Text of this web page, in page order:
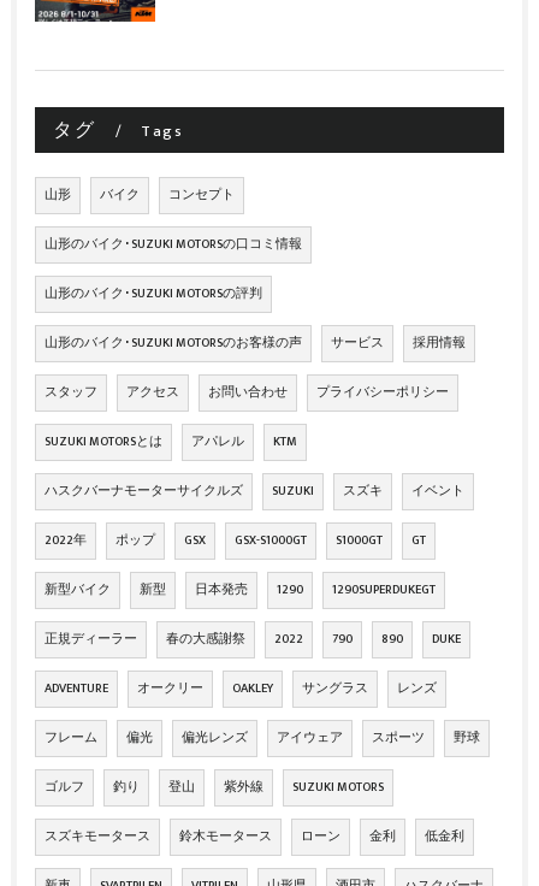
タグ Tags
山形 バイク コンセプト
山形のバイク･SUZUKI MOTORSの口コミ情報
山形のバイク･SUZUKI MOTORSの評判
山形のバイク･SUZUKI MOTORSのお客様の声 サービス 採用情報
スタッフ アクセス お問い合わせ プライバシーポリシー
SUZUKI MOTORSとは アパレル KTM
ハスクバーナモーターサイクルズ SUZUKI スズキ イベント
2022年 ポップ GSX GSX-S1000GT S1000GT GT
新型バイク 新型 日本発売 1290 1290SUPERDUKEGT
正規ディーラー 春の大感謝祭 2022 790 890 DUKE
ADVENTURE オークリー OAKLEY サングラス レンズ
フレーム 偏光 偏光レンズ アイウェア スポーツ 野球
ゴルフ 釣り 登山 紫外線 SUZUKI MOTORS
スズキモータース 鈴木モータース ローン 金利 低金利